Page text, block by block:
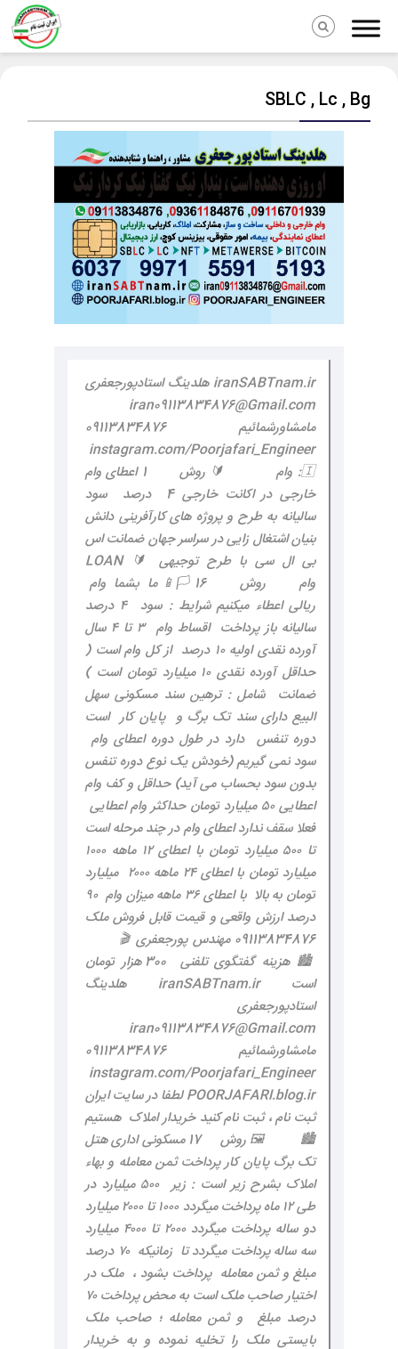
SBLC , Lc , Bg
iranSABTnam.ir هلدینگ استادپورجعفری
iran09113834876@Gmail.com
مامشاورشمائیم 09113834876
instagram.com/Poorjafari_Engineer
🇮: وام 🔰 روش 1 اعطای وام
خارجی در اکانت خارجی 4 درصد سود
سالیانه به طرح و پروژه های کارآفرینی دانش
بنیان اشتغال زایی در سراسر جهان ضمانت اس
بی ال سی با طرح توجیهی 🔰 LOAN
وام روش 16 🏳📱 ما بشما وام
ریالی اعطاء میکنیم شرایط : سود ۴ درصد
سالیانه باز پرداخت اقساط وام ۳ تا ۴ سال
آورده نقدی اولیه ۱۰ درصد از کل وام است (
حداقل آورده نقدی ۱۰ میلیارد تومان است )
ضمانت شامل : ترهین سند مسکونی سهل
البیع دارای سند تک برگ و پایان کار است
دوره تنفس دارد در طول دوره اعطای وام
سود نمی گیریم (خودش یک نوع دوره تنفس
بدون سود بحساب می آید) حداقل و کف وام
اعطایی ۵۰ میلیارد تومان حداکثر وام اعطایی
فعلا سقف ندارد اعطای وام در چند مرحله است
تا ۵۰۰ میلیارد تومان با اعطای ۱۲ ماهه ۱۰۰۰
میلیارد تومان با اعطای ۲۴ ماهه ۲۰۰۰ میلیارد
تومان به بالا با اعطای ۳۶ ماهه میزان وام ۹۰
درصد ارزش واقعی و قیمت قابل فروش ملک
09113834876 مهندس پورجعفری 🎬
🏙 هزینه گفتگوی تلفنی 300 هزار تومان
است iranSABTnam.ir هلدینگ
استادپورجعفری
iran09113834876@Gmail.com
مامشاورشمائیم 09113834876
instagram.com/Poorjafari_Engineer
POORJAFARI.blog.ir لطفا در سایت ایران
ثبت نام ، ثبت نام کنید خریدار املاک هستیم
🏙 🖼 روش 17 مسکونی اداری هتل
تک برگ پایان کار پرداخت ثمن معامله و بهاء
املاک بشرح زیر است : زیر ۵۰۰ میلیارد در
طی ۱۲ ماه پرداخت میگردد ۱۰۰۰ تا ۲۰۰۰ میلیارد
دو ساله پرداخت میگردد ۲۰۰۰ تا ۴۰۰۰ میلیارد
سه ساله پرداخت میگردد تا زمانیکه ۷۰ درصد
مبلغ و ثمن معامله پرداخت بشود ، ملک در
اختیار صاحب ملک است به محض پرداخت ۷۰
درصد مبلغ و ثمن معامله ؛ صاحب ملک
بایستی ملک را تخلیه نموده و به خریدار